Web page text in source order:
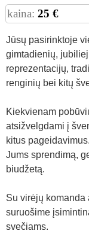
kaina: 25 €
Jūsų pasirinktoje
gimtadienių,
reprezentacijų,
renginių bei kitų
Kiekvienam
atsižvelgdami į
kitus
Jums sprendimą,
biudžetą.
Su virėjų komanda
suruošime
svečiams.